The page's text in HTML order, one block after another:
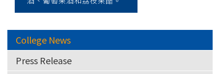
College News
Press Release